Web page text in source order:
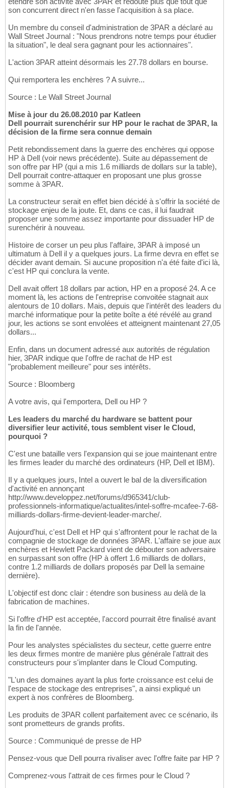
son concurrent direct n'en fasse l'acquisition à sa place.
Un membre du conseil d'administration de 3PAR a déclaré au
Wall Street Journal : "Nous prendrons notre temps pour étudier
la situation", le deal sera gagnant pour les actionnaires".
L'action 3PAR atteint désormais les 27.78 dollars en bourse.
Qui remportera les enchères ? A suivre...
Source : Le Wall Street Journal
Mise à jour du 26.08.2010 par Katleen
Dell pourrait surenchérir sur HP pour le rachat de 3PAR, la
décision de la firme sera connue demain
Petit rebondissement dans la guerre des enchères qui oppose
HP à Dell (voir news précédente). Suite au dépassement de
son offre par HP (qui a mis 1.6 milliards de dollars sur la table),
Dell pourrait contre-attaquer en proposant une plus grosse
somme à 3PAR.
La constructeur serait en effet bien décidé à s'offrir la société de
stockage enjeu de la joute. Et, dans ce cas, il lui faudrait
proposer une somme assez importante pour dissuader HP de
surenchérir à nouveau.
Histoire de corser un peu plus l'affaire, 3PAR à imposé un
ultimatum à Dell il y a quelques jours. La firme devra en effet se
décider avant demain. Si aucune proposition n'a été faite d'ici là,
c'est HP qui conclura la vente.
Dell avait offert 18 dollars par action, HP en a proposé 24. A ce
moment là, les actions de l'entreprise convoitée stagnait aux
alentours de 10 dollars. Mais, depuis que l'intérêt des leaders du
marché informatique pour la petite boîte a été révélé au grand
jour, les actions se sont envolées et atteignent maintenant 27,05
dollars...
Enfin, dans un document adressé aux autorités de régulation
hier, 3PAR indique que l'offre de rachat de HP est
"probablement meilleure" pour ses intérêts.
Source : Bloomberg
A votre avis, qui l'emportera, Dell ou HP ?
Les leaders du marché du hardware se battent pour
diversifier leur activité, tous semblent viser le Cloud,
pourquoi ?
C'est une bataille vers l'expansion qui se joue maintenant entre
les firmes leader du marché des ordinateurs (HP, Dell et IBM).
Il y a quelques jours, Intel a ouvert le bal de la diversification
d'activité en annonçant
http://www.developpez.net/forums/d965341/club-
professionnels-informatique/actualites/intel-soffre-mcafee-7-68-
milliards-dollars-firme-devient-leader-marche/.
Aujourd'hui, c'est Dell et HP qui s'affrontent pour le rachat de la
compagnie de stockage de données 3PAR. L'affaire se joue aux
enchères et Hewlett Packard vient de débouter son adversaire
en surpassant son offre (HP à offert 1.6 milliards de dollars,
contre 1.2 milliards de dollars proposés par Dell la semaine
dernière).
L'objectif est donc clair : étendre son business au delà de la
fabrication de machines.
Si l'offre d'HP est acceptée, l'accord pourrait être finalisé avant
la fin de l'année.
Pour les analystes spécialistes du secteur, cette guerre entre
les deux firmes montre de manière plus générale l'attrait des
constructeurs pour s'implanter dans le Cloud Computing.
"L'un des domaines ayant la plus forte croissance est celui de
l'espace de stockage des entreprises", a ainsi expliqué un
expert à nos confrères de Bloomberg.
Les produits de 3PAR collent parfaitement avec ce scénario, ils
sont prometteurs de grands profits.
Source : Communiqué de presse de HP
Pensez-vous que Dell pourra rivaliser avec l'offre faite par HP ?
Comprenez-vous l'attrait de ces firmes pour le Cloud ?